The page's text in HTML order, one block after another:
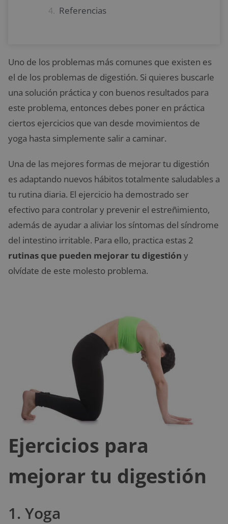
Referencias
Uno de los problemas más comunes que existen es
el de los problemas de digestión. Si quieres buscarle
una solución práctica y con buenos resultados para
este problema, entonces debes poner en práctica
ciertos ejercicios que van desde movimientos de
yoga hasta simplemente salir a caminar.
Una de las mejores formas de mejorar tu digestión
es adaptando nuevos hábitos totalmente saludables a
tu rutina diaria. El ejercicio ha demostrado ser
efectivo para controlar y prevenir el estreñimiento,
además de ayudar a aliviar los síntomas del síndrome
del intestino irritable. Para ello, practica estas 2
rutinas que pueden mejorar tu digestión y
olvídate de este molesto problema.
Ejercicios para
mejorar tu digestión
1. Yoga